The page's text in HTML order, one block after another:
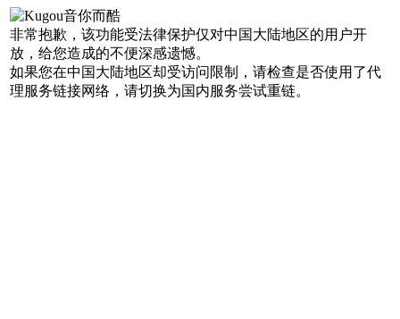
非常抱歉，该功能受法律保护仅对中国大陆地区的用户开
放，给您造成的不便深感遗憾。
如果您在中国大陆地区却受访问限制，请检查是否使用了代
理服务链接网络，请切换为国内服务尝试重链。